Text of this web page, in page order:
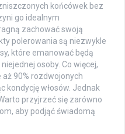
końcówek bez
go idealnym
zachować swoją
polerowania są niezwykle
które emanować będą
osoby. Co więcej,
90% rozdwojonych
kondycję włosów. Jednak
przyjrzeć się zarówno
aby podjąć świadomą